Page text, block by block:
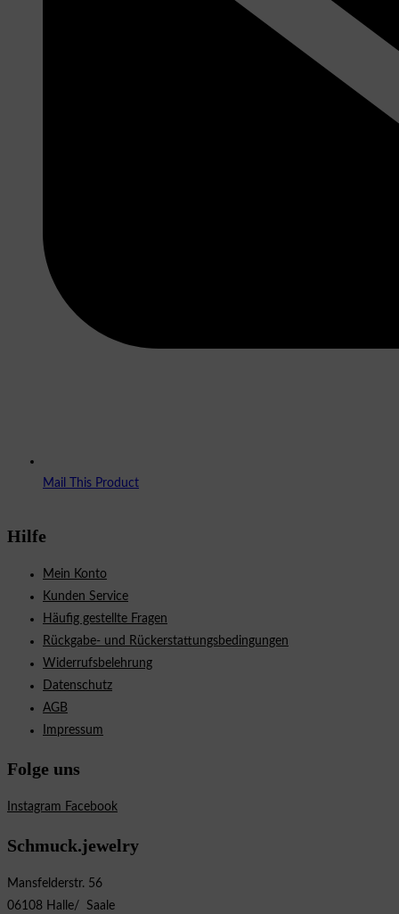
Mail This Product
Hilfe
Mein Konto
Kunden Service
Häufig gestellte Fragen
Rückgabe- und Rückerstattungsbedingungen
Widerrufsbelehrung
Datenschutz
AGB
Impressum
Folge uns
Instagram Facebook
Schmuck.jewelry
Mansfelderstr. 56
06108 Halle/ Saale